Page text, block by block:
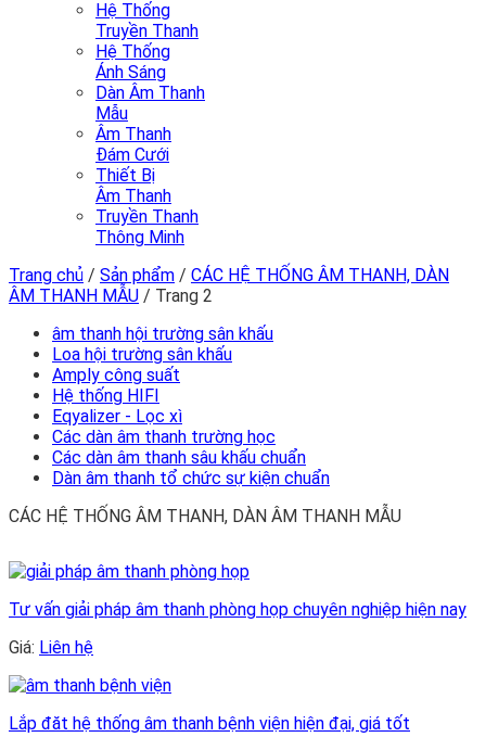
Hệ Thống
Truyền Thanh
Hệ Thống
Ánh Sáng
Dàn Âm Thanh
Mẫu
Âm Thanh
Đám Cưới
Thiết Bị
Âm Thanh
Truyền Thanh
Thông Minh
Trang chủ / Sản phẩm / CÁC HỆ THỐNG ÂM THANH, DÀN
ÂM THANH MẪU / Trang 2
âm thanh hội trường sân khấu
Loa hội trường sân khấu
Amply công suất
Hệ thống HIFI
Eqyalizer - Lọc xì
Các dàn âm thanh trường học
Các dàn âm thanh sâu khấu chuẩn
Dàn âm thanh tổ chức sự kiện chuẩn
CÁC HỆ THỐNG ÂM THANH, DÀN ÂM THANH MẪU
Tư vấn giải pháp âm thanh phòng họp chuyên nghiệp hiện nay
Giá: Liên hệ
Lắp đăt hệ thống âm thanh bệnh viện hiện đại, giá tốt